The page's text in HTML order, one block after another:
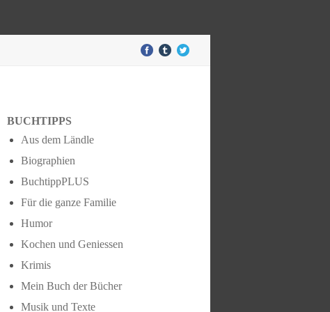
BUCHTIPPS
Aus dem Ländle
Biographien
BuchtippPLUS
Für die ganze Familie
Humor
Kochen und Geniessen
Krimis
Mein Buch der Bücher
Musik und Texte